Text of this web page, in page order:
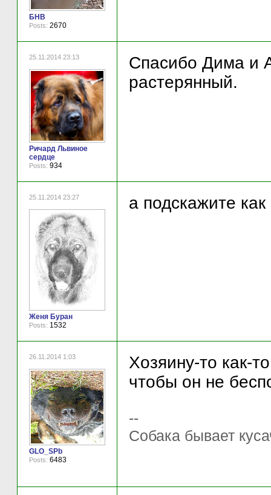
БНВ
Posts: 2670
25.11.2014 23:13
Ричард Львиное
сердце
Posts: 934
Спасибо Дима и
растерянный.
25.11.2014 23:27
Женя Буран
Posts: 1532
а подскажите
26.11.2014 1:03
GLO_SPb
Posts: 6483
Хозяину-то как-
чтобы он не
--
Собака бывает